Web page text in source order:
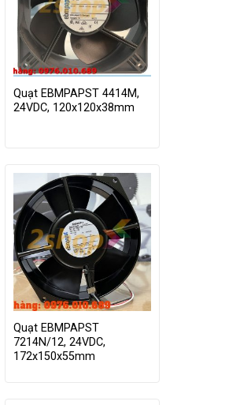
Quạt EBMPAPST 4414M,
24VDC, 120x120x38mm
Quạt EBMPAPST
7214N/12, 24VDC,
172x150x55mm